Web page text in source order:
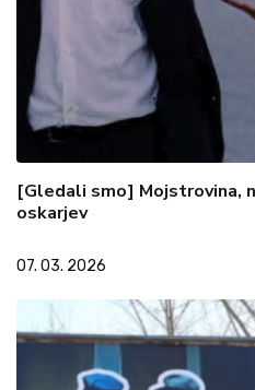
[Gledali smo] Mojstrovina,
oskarjev
07. 03. 2026